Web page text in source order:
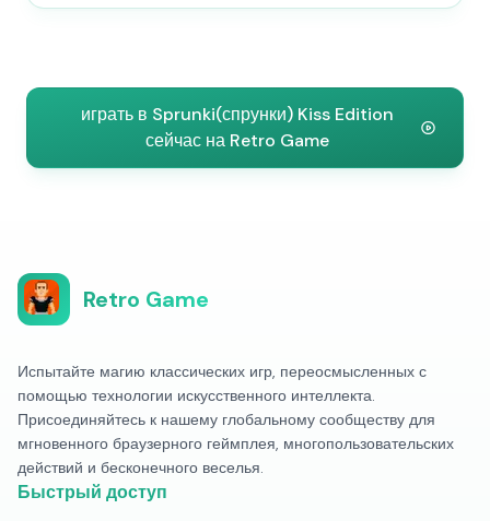
играть в Sprunki(спрунки) Kiss Edition
сейчас на Retro Game
Retro Game
Испытайте магию классических игр, переосмысленных с
помощью технологии искусственного интеллекта.
Присоединяйтесь к нашему глобальному сообществу для
мгновенного браузерного геймплея, многопользовательских
действий и бесконечного веселья.
Быстрый доступ